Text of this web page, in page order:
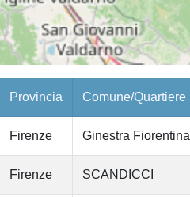
Provincia Comune/Quartiere
Firenze Ginestra Fiorentina
Firenze SCANDICCI